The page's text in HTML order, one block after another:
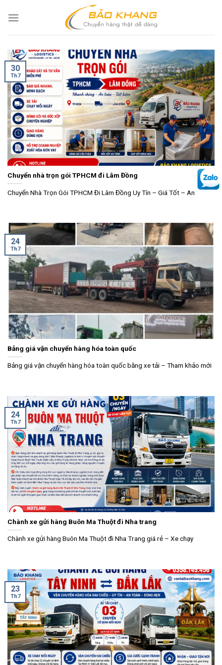
Chuyển nhà trọn gói TPHCM đi Lâm Đồng
Chuyển Nhà Trọn Gói TPHCM Đi Lâm Đồng Uy Tín – Giá Tốt – An
30
Th7
Bảng giá vận chuyển hàng hóa toàn quốc
Bảng giá vận chuyển hàng hóa toàn quốc bằng xe tải – Tham khảo mới
24
Th7
Chành xe gửi hàng Buôn Ma Thuột đi Nha trang
Chành xe gửi hàng Buôn Ma Thuột đi Nha Trang giá rẻ – Xe chạy
24
Th7
23
Th7